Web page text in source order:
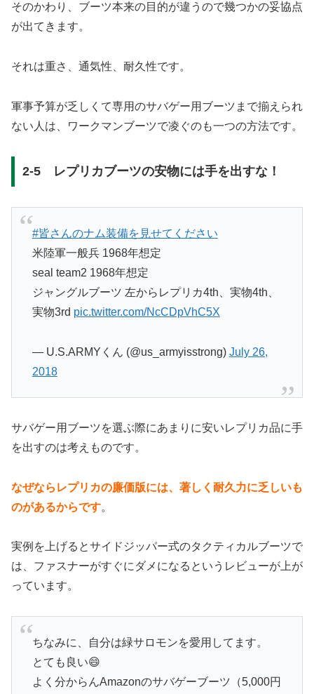
そのかわり、ブーツ本来の目的が違うので幾つかの妥協点
が出てきます。
それは重さ、通気性、耐久性です。
軍事予算が乏しくて専用のサバゲー用ブーツまで揃えられ
ない人は、ワークマンブーツで凌ぐのも一つの方法です。
2-5 レプリカブーツの安物には手を出すな！
#皆さんのナム装備を見せてください
米陸軍一般兵 1968年想定
seal team2 1968年想定
ジャングルブーツ 左からレプリカ4th、実物4th、
実物3rd pic.twitter.com/NcCDpVhC5X
— U.S.ARMYくん (@us_armyisstrong) July 26,
2018
サバゲー用ブーツを選ぶ際にあまりに安いレプリカ品に手
を出すのは考えものです。
なぜならレプリカの廉価版には、著しく耐久力に乏しいも
のがあるからです。
実例を上げるとサイドジッパー式のタクティカルブーツで
は、ファスナーがすぐにダメになるというレビューが上が
っています。
ちなみに、自分は緑サロモンを愛用してます。
とても良い😄
よく分からんAmazonのサバゲーブーツ（5,000円